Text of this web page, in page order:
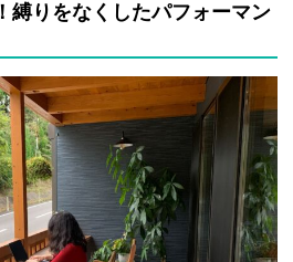
縛りをなくしたパフォーマン